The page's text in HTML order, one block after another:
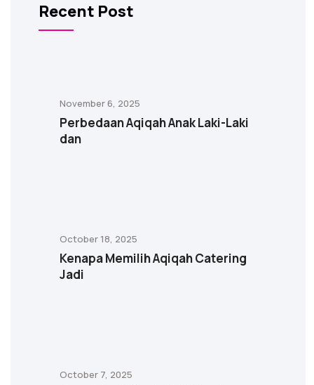
Recent Post
November 6, 2025
Perbedaan Aqiqah Anak Laki-Laki
dan
October 18, 2025
Kenapa Memilih Aqiqah Catering
Jadi
October 7, 2025